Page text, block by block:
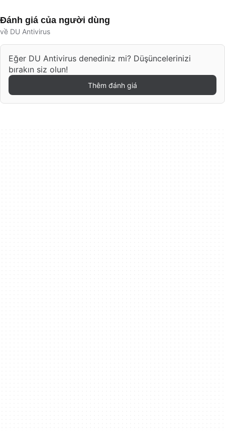
Đánh giá của người dùng
về DU Antivirus
Eğer DU Antivirus denediniz mi? Düşüncelerinizi
bırakın siz olun!
Thêm đánh giá